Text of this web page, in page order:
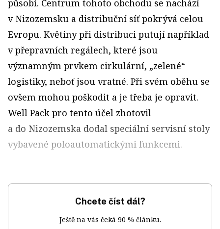
působí. Centrum tohoto obchodu se nachází
v Nizozemsku a distribuční síť pokrývá celou
Evropu. Květiny při distribuci putují například
v přepravních regálech, které jsou
významným prvkem cirkulární, „zelené“
logistiky, neboť jsou vratné. Při svém oběhu se
ovšem mohou poškodit a je třeba je opravit.
Well Pack pro tento účel zhotovil
a do Nizozemska dodal speciální servisní stoly
vybavené poloautomatickými funkcemi.
Chcete číst dál?
Ještě na vás čeká 90 % článku.